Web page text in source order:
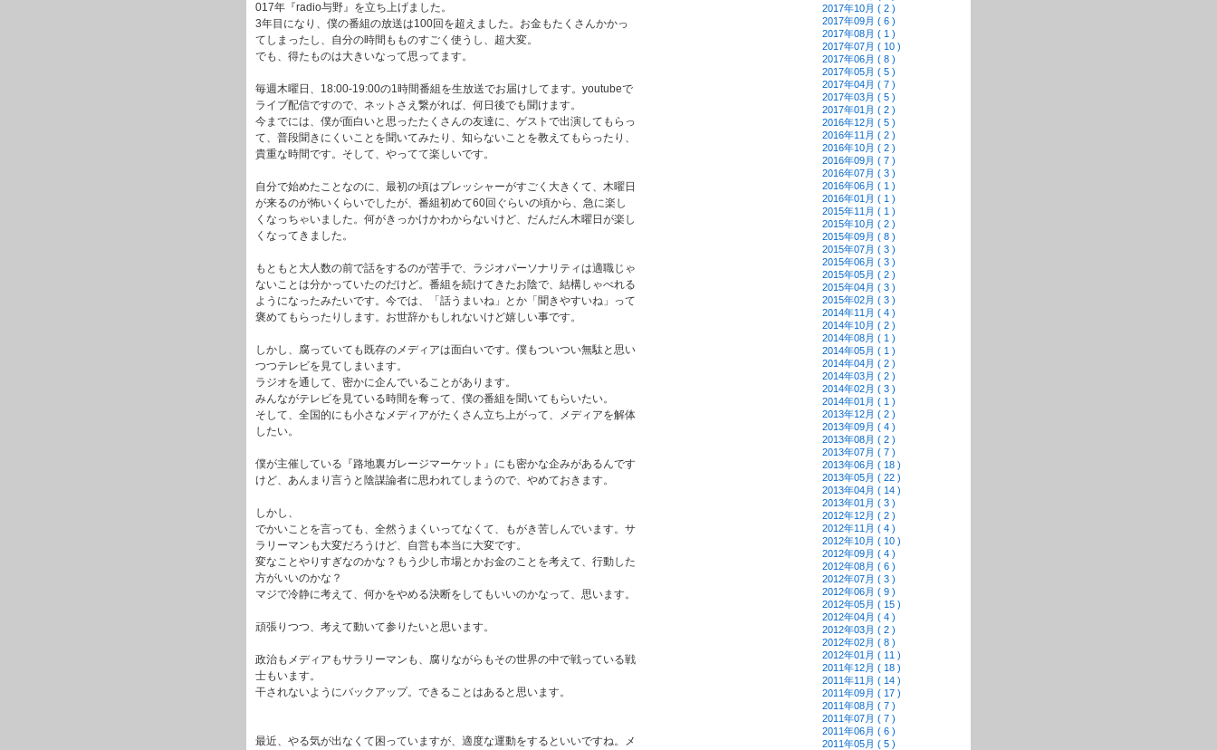
017年『radio与野』を立ち上げました。
3年目になり、僕の番組の放送は100回を超えました。お金もたくさんかかっ
てしまったし、自分の時間もものすごく使うし、超大変。
でも、得たものは大きいなって思ってます。
毎週木曜日、18:00-19:00の1時間番組を生放送でお届けしてます。youtubeで
ライブ配信ですので、ネットさえ繋がれば、何日後でも聞けます。
今までには、僕が面白いと思ったたくさんの友達に、ゲストで出演してもらっ
て、普段聞きにくいことを聞いてみたり、知らないことを教えてもらったり、
貴重な時間です。そして、やってて楽しいです。
自分で始めたことなのに、最初の頃はプレッシャーがすごく大きくて、木曜日
が来るのが怖いくらいでしたが、番組初めて60回ぐらいの頃から、急に楽し
くなっちゃいました。何がきっかけかわからないけど、だんだん木曜日が楽し
くなってきました。
もともと大人数の前で話をするのが苦手で、ラジオパーソナリティは適職じゃ
ないことは分かっていたのだけど。番組を続けてきたお陰で、結構しゃべれる
ようになったみたいです。今では、「話うまいね」とか「聞きやすいね」って
褒めてもらったりします。お世辞かもしれないけど嬉しい事です。
しかし、腐っていても既存のメディアは面白いです。僕もついつい無駄と思い
つつテレビを見てしまいます。
ラジオを通して、密かに企んでいることがあります。
みんながテレビを見ている時間を奪って、僕の番組を聞いてもらいたい。
そして、全国的にも小さなメディアがたくさん立ち上がって、メディアを解体
したい。
僕が主催している『路地裏ガレージマーケット』にも密かな企みがあるんです
けど、あんまり言うと陰謀論者に思われてしまうので、やめておきます。
しかし、
でかいことを言っても、全然うまくいってなくて、もがき苦しんでいます。サ
ラリーマンも大変だろうけど、自営も本当に大変です。
変なことやりすぎなのかな？もう少し市場とかお金のことを考えて、行動した
方がいいのかな？
マジで冷静に考えて、何かをやめる決断をしてもいいのかなって、思います。
頑張りつつ、考えて動いて参りたいと思います。
政治もメディアもサラリーマンも、腐りながらもその世界の中で戦っている戦
士もいます。
干されないようにバックアップ。できることはあると思います。
最近、やる気が出なくて困っていますが、適度な運動をするといいですね。メ
2017年10月 ( 2 )
2017年09月 ( 6 )
2017年08月 ( 1 )
2017年07月 ( 10 )
2017年06月 ( 8 )
2017年05月 ( 5 )
2017年04月 ( 7 )
2017年03月 ( 5 )
2017年01月 ( 2 )
2016年12月 ( 5 )
2016年11月 ( 2 )
2016年10月 ( 2 )
2016年09月 ( 7 )
2016年07月 ( 3 )
2016年06月 ( 1 )
2016年01月 ( 1 )
2015年11月 ( 1 )
2015年10月 ( 2 )
2015年09月 ( 8 )
2015年07月 ( 3 )
2015年06月 ( 3 )
2015年05月 ( 2 )
2015年04月 ( 3 )
2015年02月 ( 3 )
2014年11月 ( 4 )
2014年10月 ( 2 )
2014年08月 ( 1 )
2014年05月 ( 1 )
2014年04月 ( 2 )
2014年03月 ( 2 )
2014年02月 ( 3 )
2014年01月 ( 1 )
2013年12月 ( 2 )
2013年09月 ( 4 )
2013年08月 ( 2 )
2013年07月 ( 7 )
2013年06月 ( 18 )
2013年05月 ( 22 )
2013年04月 ( 14 )
2013年01月 ( 3 )
2012年12月 ( 2 )
2012年11月 ( 4 )
2012年10月 ( 10 )
2012年09月 ( 4 )
2012年08月 ( 6 )
2012年07月 ( 3 )
2012年06月 ( 9 )
2012年05月 ( 15 )
2012年04月 ( 4 )
2012年03月 ( 2 )
2012年02月 ( 8 )
2012年01月 ( 11 )
2011年12月 ( 18 )
2011年11月 ( 14 )
2011年09月 ( 17 )
2011年08月 ( 7 )
2011年07月 ( 7 )
2011年06月 ( 6 )
2011年05月 ( 5 )